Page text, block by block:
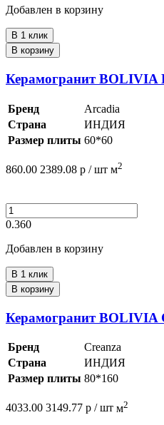
Добавлен в корзину
В 1 клик
В корзину
Керамогранит BOLIVIA
Бренд
Arcadia
Страна
ИНДИЯ
Размер плиты 60*60
860.00 2389.08 р / шт м2
0.360
Добавлен в корзину
В 1 клик
В корзину
Керамогранит BOLIVIA
Бренд
Creanza
Страна
ИНДИЯ
Размер плиты 80*160
4033.00 3149.77 р / шт м2